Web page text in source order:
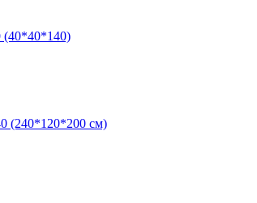
(40*40*140)
(240*120*200 см)